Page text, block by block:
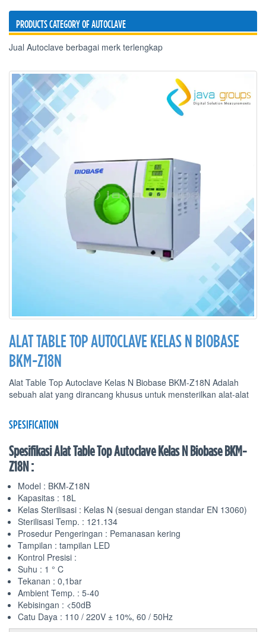
PRODUCTS CATEGORY OF AUTOCLAVE
Jual Autoclave berbagai merk terlengkap
ALAT TABLE TOP AUTOCLAVE KELAS N BIOBASE
BKM-Z18N
Alat Table Top Autoclave Kelas N Biobase BKM-Z18N Adalah
sebuah alat yang dirancang khusus untuk mensterilkan alat-alat
SPESIFICATION
Spesifikasi Alat Table Top Autoclave Kelas N Biobase BKM-
Z18N :
Model : BKM-Z18N
Kapasitas : 18L
Kelas Sterilisasi : Kelas N (sesuai dengan standar EN 13060)
Sterilisasi Temp. : 121.134
Prosedur Pengeringan : Pemanasan kering
Tampilan : tampilan LED
Kontrol Presisi :
Suhu : 1 ° C
Tekanan : 0,1bar
Ambient Temp. : 5-40
Kebisingan : <50dB
Catu Daya : 110 / 220V ± 10%, 60 / 50Hz